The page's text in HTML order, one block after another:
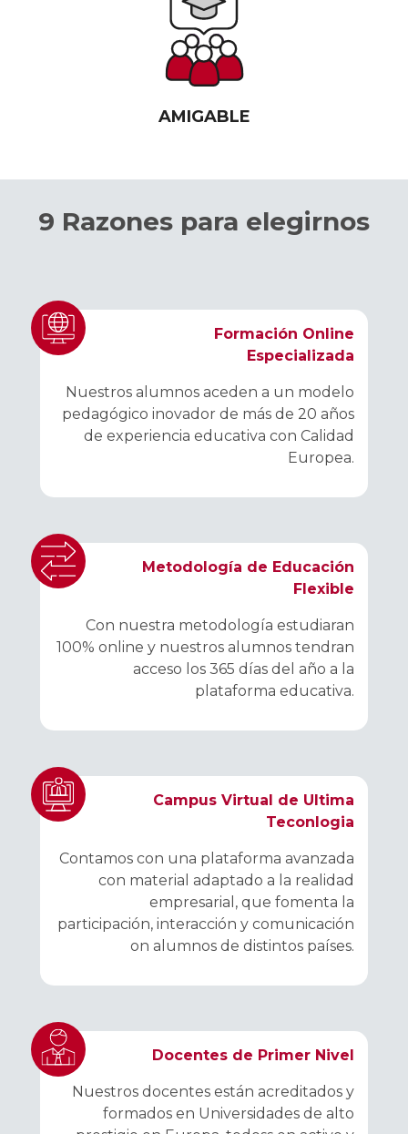
AMIGABLE
9 Razones para elegirnos
Formación Online
Especializada
Nuestros alumnos aceden a un modelo
pedagógico inovador de más de 20 años
de experiencia educativa con Calidad
Europea.
Metodología de Educación
Flexible
Con nuestra metodología estudiaran
100% online y nuestros alumnos tendran
acceso los 365 días del año a la
plataforma educativa.
Campus Virtual de Ultima
Teconlogia
Contamos con una plataforma avanzada
con material adaptado a la realidad
empresarial, que fomenta la
participación, interacción y comunicación
on alumnos de distintos países.
Docentes de Primer Nivel
Nuestros docentes están acreditados y
formados en Universidades de alto